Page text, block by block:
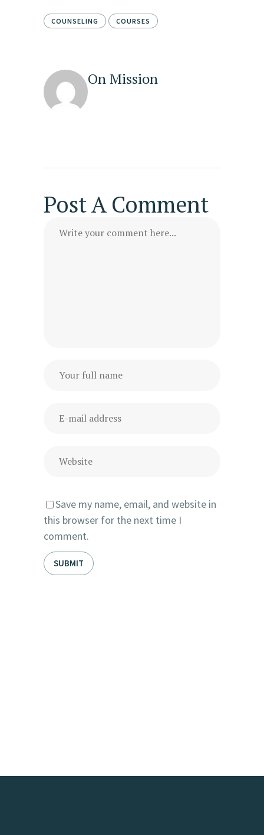
COUNSELING COURSES
On Mission
Post A Comment
Save my name, email, and website in
this browser for the next time I
comment.